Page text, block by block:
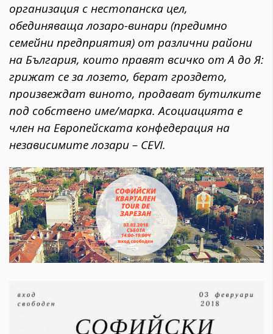
организация с нестопанска цел,
обединяваща лозаро-винари (предимно
семейни предприятия) от различни райони
на България, които правят всичко от А до Я:
грижат се за лозето, берат гроздето,
произвеждат виното, продават бутилките
под собствено име/марка. Асоциацията е
член на Европейската конфедерация на
независимите лозари – CEVI.